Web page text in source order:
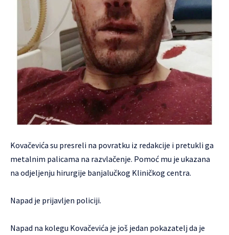
Kovačevića su presreli na povratku iz redakcije i pretukli ga
metalnim palicama na razvlačenje. Pomoć mu je ukazana
na odjeljenju hirurgije banjalučkog Kliničkog centra.
Napad je prijavljen policiji.
Napad na kolegu Kovačevića je još jedan pokazatelj da je